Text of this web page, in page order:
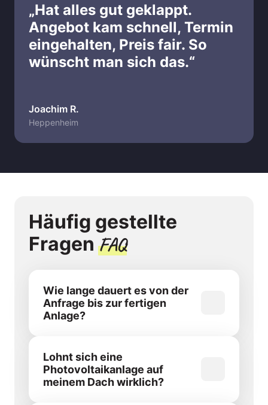
„Hat alles gut geklappt.
Angebot kam schnell, Termin
eingehalten, Preis fair. So
wünscht man sich das.“
Joachim R.
Heppenheim
Häufig gestellte
Fragen FAQ
Wie lange dauert es von der
Anfrage bis zur fertigen
Anlage?
genehmigt und bei Ihnen installiert ist.
Je nach Projektgröße kann es aber
Lohnt sich eine
Photovoltaikanlage auf
meinem Dach wirklich?